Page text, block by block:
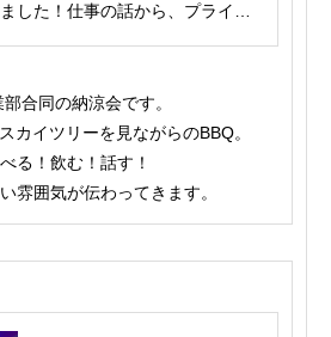
した！仕事の話から、プライベ
合同の納涼会です。
カイツリーを見ながらのBBQ。
る！飲む！話す！
雰囲気が伝わってきます。